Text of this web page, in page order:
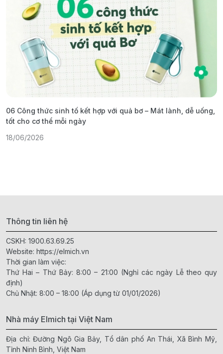
06 Công thức sinh tố kết hợp với quả bơ – Mát lành, dễ uống,
tốt cho cơ thể mỗi ngày
18/06/2026
Thông tin liên hệ
CSKH: 1900.63.69.25
Website: https://elmich.vn
Thời gian làm việc:
Thứ Hai – Thứ Bảy: 8:00 – 21:00 (Nghỉ các ngày Lễ theo quy
định)
Chủ Nhật: 8:00 – 18:00 (Áp dụng từ 01/01/2026)
Nhà máy Elmich tại Việt Nam
Địa chỉ: Đường Ngô Gia Bảy, Tổ dân phố An Thái, Xã Bình Mỹ,
Tỉnh Ninh Bình, Việt Nam